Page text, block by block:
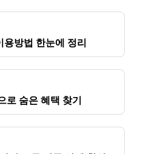
용방법 한눈에 정리
로 숨은 혜택 찾기